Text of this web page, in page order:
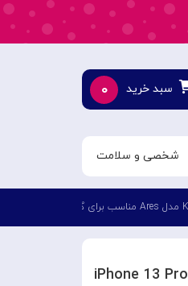
سبد خرید ۰
شخصی و سلامت
قاب برند کی دوو K-DOO مدل Ares مناسب برای گوشی موبایل اپل iPhone 13 Pro